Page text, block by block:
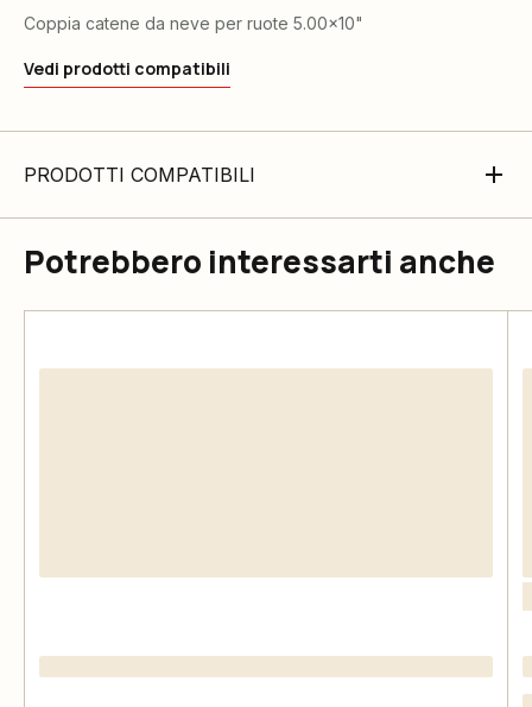
Coppia catene da neve per ruote 5.00x10"
Vedi prodotti compatibili
PRODOTTI COMPATIBILI
Potrebbero interessarti anche